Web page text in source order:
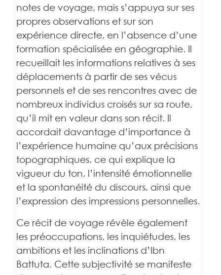
notes de voyage, mais s’appuya sur ses
propres observations et sur son
expérience directe, en l’absence d’une
formation spécialisée en géographie. Il
recueillait les informations relatives à ses
déplacements à partir de ses vécus
personnels et de ses rencontres avec de
nombreux individus croisés sur sa route,
qu’il mit en valeur dans son récit. Il
accordait davantage d’importance à
l’expérience humaine qu’aux précisions
topographiques, ce qui explique la
vigueur du ton, l’intensité émotionnelle
et la spontanéité du discours, ainsi que
l’expression des impressions personnelles.
Ce récit de voyage révèle également
les préoccupations, les inquiétudes, les
ambitions et les inclinations d’Ibn
Battuta. Cette subjectivité se manifeste